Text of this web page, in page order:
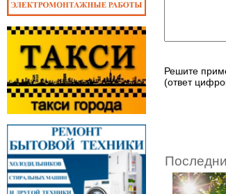
Решите
(ответ